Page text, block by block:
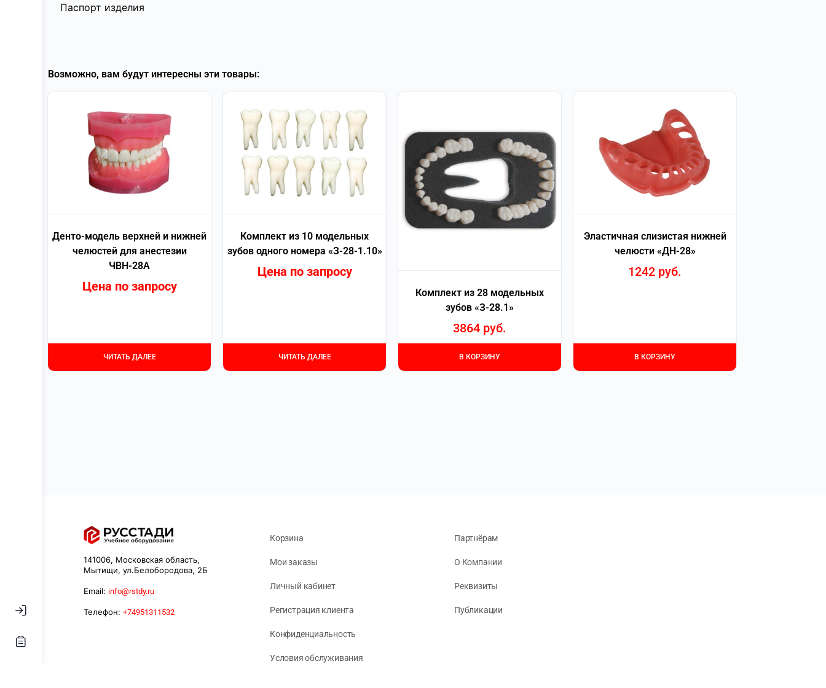
Паспорт изделия
Возможно, вам будут интересны эти товары:
Денто-модель верхней и нижней
челюстей для анестезии
ЧВН-28А
Цена по запросу
ЧИТАТЬ ДАЛЕЕ
Комплект из 10 модельных
зубов одного номера «З-28-1.10»
Цена по запросу
ЧИТАТЬ ДАЛЕЕ
Комплект из 28 модельных
зубов «З-28.1»
3864 руб.
В КОРЗИНУ
Эластичная слизистая нижней
челюсти «ДН-28»
1242 руб.
В КОРЗИНУ
141006, Московская область,
Мытищи, ул.Белобородова, 2Б
Email: info@rstdy.ru
Телефон: +74951311532
Корзина
Мои заказы
Личный кабинет
Регистрация клиента
Конфиденциальность
Условия обслуживания
Партнёрам
О Компании
Реквизиты
Публикации